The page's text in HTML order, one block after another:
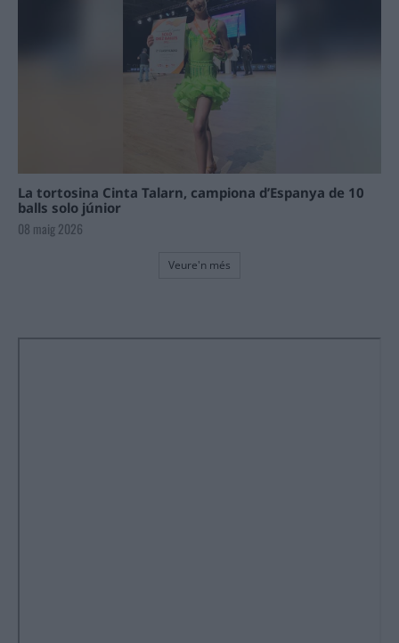
La tortosina Cinta Talarn, campiona d’Espanya de 10
balls solo júnior
08 maig 2026
Veure'n més